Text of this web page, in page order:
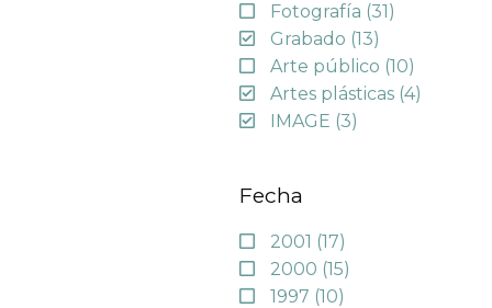
Fotografía (31)
Grabado (13)
Arte público (10)
Artes plásticas (4)
IMAGE (3)
Fecha
2001 (17)
2000 (15)
1997 (10)